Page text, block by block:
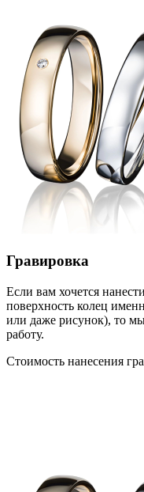
Гравировка
Если вам хочется
поверхность колец
или даже рисунок), то
работу.
Стоимость нанесения